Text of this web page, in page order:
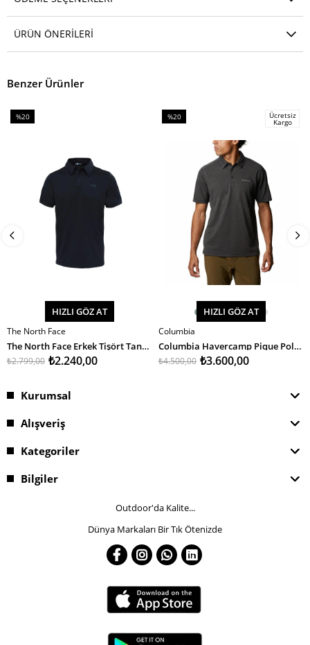
ÜRÜN ÖNERILERI
Benzer Ürünler
SEPETE EKLE
%20
HIZLI GÖZ AT
The North Face
The North Face Erkek Tişört Tanken Polo - Eu
₺2.240,00
₺2.799,00
SEPETE EKLE
%20
Ücretsiz
Kargo
HIZLI GÖZ AT
Columbia
Columbia Havercamp Pique Polo Erkek T-Shirt
₺3.600,00
₺4.500,00
Kurumsal
Alışveriş
Kategoriler
Bilgiler
Outdoor'da Kalite...
Dünya Markaları Bir Tık Ötenizde